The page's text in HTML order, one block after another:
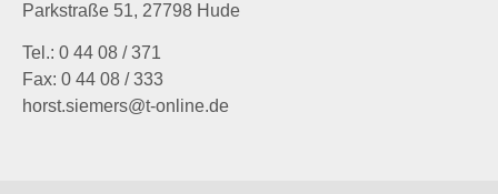
Parkstraße 51, 27798 Hude
Tel.: 0 44 08 / 371
Fax: 0 44 08 / 333
horst.siemers@t-online.de